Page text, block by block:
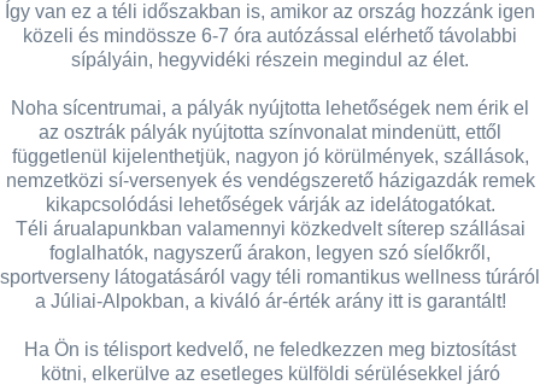
Így van ez a téli időszakban is, amikor az ország hozzánk igen
közeli és mindössze 6-7 óra autózással elérhető távolabbi
sípályáin, hegyvidéki részein megindul az élet.
Noha sícentrumai, a pályák nyújtotta lehetőségek nem érik el
az osztrák pályák nyújtotta színvonalat mindenütt, ettől
függetlenül kijelenthetjük, nagyon jó körülmények, szállások,
nemzetközi sí-versenyek és vendégszerető házigazdák remek
kikapcsolódási lehetőségek várják az idelátogatókat.
Téli árualapunkban valamennyi közkedvelt síterep szállásai
foglalhatók, nagyszerű árakon, legyen szó síelőkről,
sportverseny látogatásáról vagy téli romantikus wellness túráról
a Júliai-Alpokban, a kiváló ár-érték arány itt is garantált!
Ha Ön is télisport kedvelő, ne feledkezzen meg biztosítást
kötni, elkerülve az esetleges külföldi sérülésekkel járó